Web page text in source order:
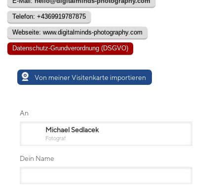
Telefon: +4369919787875
Webseite: www.digitalminds-photography.com
Datenschutz-Grundverordnung (DSGVO)
Von meiner Visitenkarte importieren
An
Michael Sedlacek
Fotograf
Dein Name